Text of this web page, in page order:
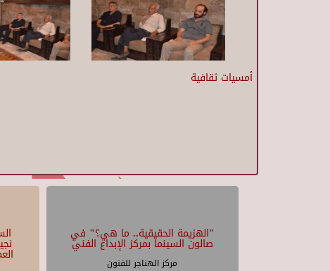
أمسيات ثقافية
"الهزيمة الحقيقية.. ما هي؟" في
صالون السينما بمركز الإبداع الفني
مركز الهناجر للفنون